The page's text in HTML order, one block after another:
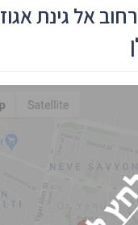
אל גינת אגוז